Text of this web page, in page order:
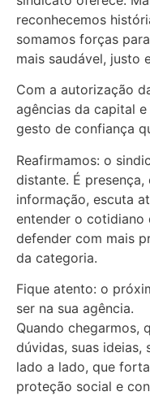
reconhecemos
somamos forças
mais saudável, justo
Com a autorização
agências da capital
gesto de confiança
Reafirmamos: o
distante. É
informação, escuta
entender o cotidiano
defender com mais
da categoria.
Fique atento: o
ser na sua agência.
Quando chegarmos,
dúvidas, suas ideias,
lado a lado, que
proteção social e